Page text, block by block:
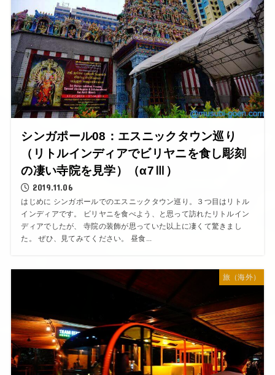
シンガポール08：エスニックタウン巡り
（リトルインディアでビリヤニを食し彫刻
の凄い寺院を見学）（α7Ⅲ）
2019.11.06
はじめに シンガポールでのエスニックタウン巡り。３つ目はリトル
インディアです。 ビリヤニを食べよう、と思って訪れたリトルイン
ディアでしたが、 寺院の装飾が思っていた以上に凄くて驚きまし
た。 ぜひ、見てみてください。 昼食...
旅（海外）